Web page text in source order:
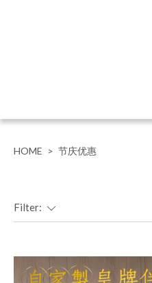
HOME > 节庆优惠
Filter: